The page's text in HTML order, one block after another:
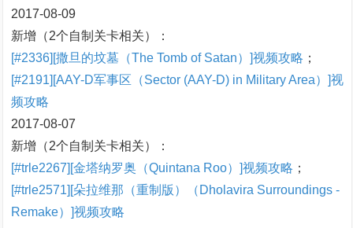
2017-08-09
新增（2个自制关卡相关）：
[#2336][撒旦的坟墓（The Tomb of Satan）]视频攻略 ；
[#2191][AAY-D军事区（Sector (AAY-D) in Military Area）]视
频攻略
2017-08-07
新增（2个自制关卡相关）：
[#trle2267][金塔纳罗奥（Quintana Roo）]视频攻略 ；
[#trle2571][朵拉维那（重制版）（Dholavira Surroundings -
Remake）]视频攻略